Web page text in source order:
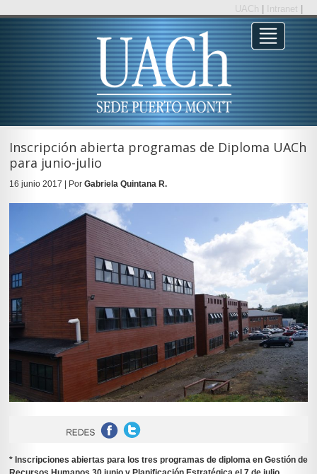
UACh Intranet
Inscripción abierta programas de Diploma UACh
para junio-julio
16 junio 2017 | Por Gabriela Quintana R.
* Inscripciones abiertas para los tres programas de diploma en Gestión de